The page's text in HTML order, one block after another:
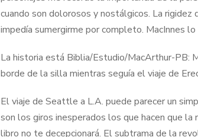
cuando son dolorosos y nostálgicos. La
impedía sumergirme por completo. MacInnes
La historia está Biblia/Estudio/MacArthur-PB:
borde de la silla mientras seguía el viaje de
El viaje de Seattle a L.A. puede parecer un
son los giros inesperados los que hacen que
libro no te decepcionará. El subtrama de la